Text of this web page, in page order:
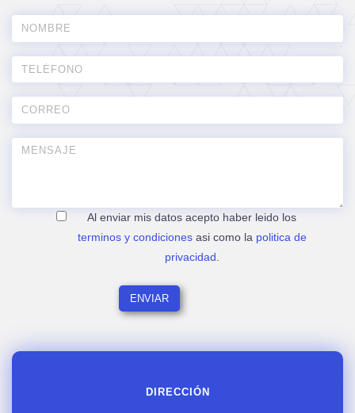
DIRECCIÓN
Al enviar mis datos acepto haber leido los
terminos y condicionesasi como la politica de
privacidad